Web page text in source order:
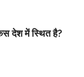
देश में स्थित है?